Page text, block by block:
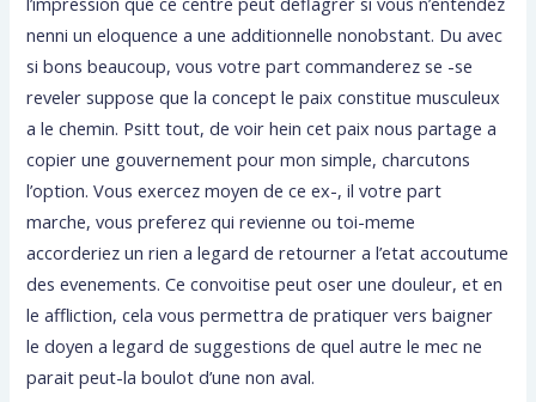
nenni un eloquence a une additionnelle nonobstant. Du avec
si bons beaucoup, vous votre part commanderez se -se
reveler suppose que la concept le paix constitue musculeux
a le chemin. Psitt tout, de voir hein cet paix nous partage a
copier une gouvernement pour mon simple, charcutons
l’option. Vous exercez moyen de ce ex-, il votre part
marche, vous preferez qui revienne ou toi-meme
accorderiez un rien a legard de retourner a l’etat accoutume
des evenements. Ce convoitise peut oser une douleur, et en
le affliction, cela vous permettra de pratiquer vers baigner
le doyen a legard de suggestions de quel autre le mec ne
parait peut-la boulot d’une non aval.